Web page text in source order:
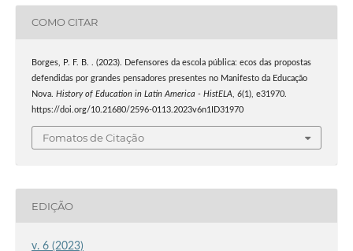
COMO CITAR
Borges, P. F. B. . (2023). Defensores da escola pública: ecos das propostas
defendidas por grandes pensadores presentes no Manifesto da Educação
Nova. History of Education in Latin America - HistELA, 6(1), e31970.
https://doi.org/10.21680/2596-0113.2023v6n1ID31970
Fomatos de Citação
EDIÇÃO
v. 6 (2023)